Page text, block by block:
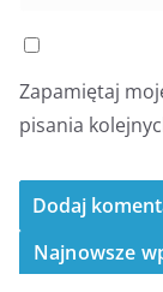
Zapamiętaj
pisania
Najnowsze